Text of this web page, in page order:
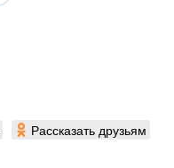
Рассказать друзьям